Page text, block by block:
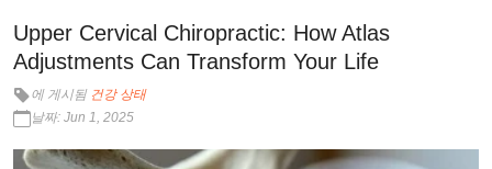
Upper Cervical Chiropractic: How Atlas
Adjustments Can Transform Your Life
에 게시됨 건강 상태
날짜: Jun 1, 2025